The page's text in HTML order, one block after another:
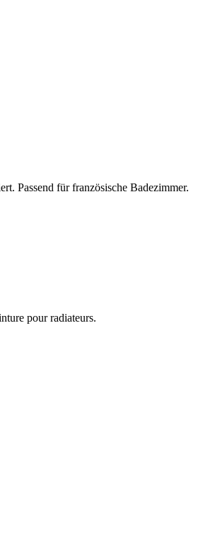
pour radiateurs.